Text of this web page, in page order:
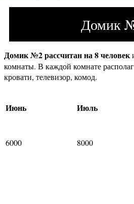
Домик
Домик №2 рассчитан на 8 человек
комнаты. В каждой комнате
кровати, телевизор, комод.
Июнь Июль
6000 8000